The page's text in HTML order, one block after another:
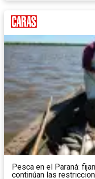
Pesca en el Paraná:
continúan las